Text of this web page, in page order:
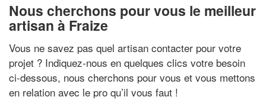
Nous cherchons pour vous le meilleur
artisan à Fraize
Vous ne savez pas quel artisan contacter pour votre
projet ? Indiquez-nous en quelques clics votre besoin
ci-dessous, nous cherchons pour vous et vous mettons
en relation avec le pro qu’il vous faut !